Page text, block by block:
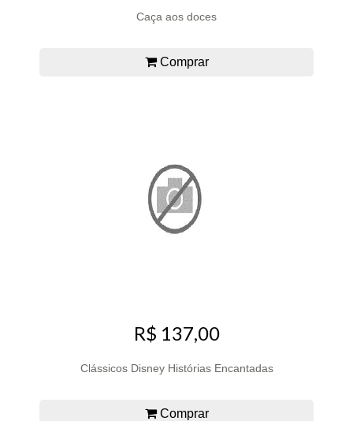
Caça aos doces
Comprar
R$ 137,00
Clássicos Disney Histórias Encantadas
Comprar